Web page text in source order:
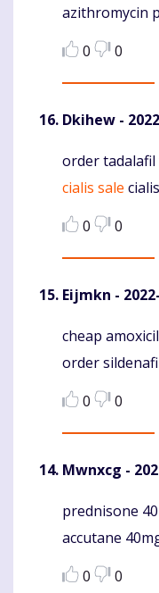
azithromycin
0
0
Dkihew -
Komentaras
order
cialis sale
0
0
Eijmkn -
Komentaras
cheap
order
0
0
Mwnxcg -
Komentaras
prednisone
accutane
0
0